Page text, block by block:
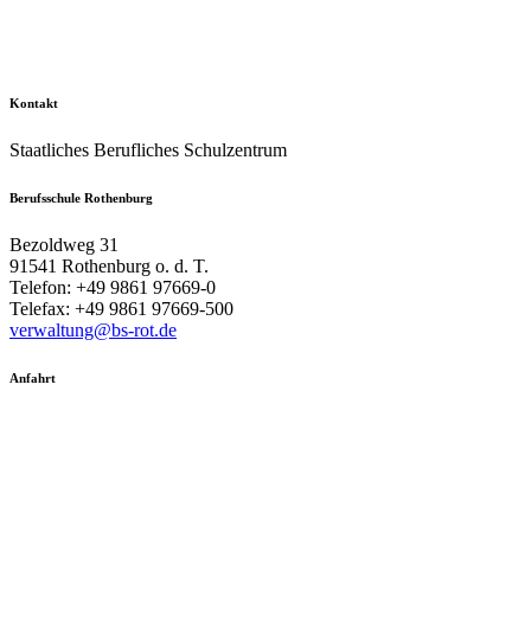
Kontakt
Staatliches Berufliches Schulzentrum
Berufsschule Rothenburg
Bezoldweg 31
91541 Rothenburg o. d. T.
Telefon: +49 9861 97669-0
Telefax: +49 9861 97669-500
verwaltung@bs-rot.de
Anfahrt